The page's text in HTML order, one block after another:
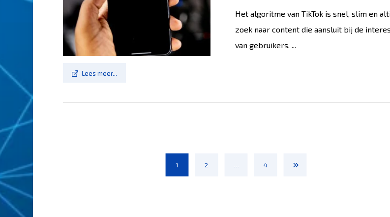
Het algoritme van TikTok is snel, slim en
zoek naar content die aansluit bij de
van gebruikers. ...
Lees meer...
1 2 4